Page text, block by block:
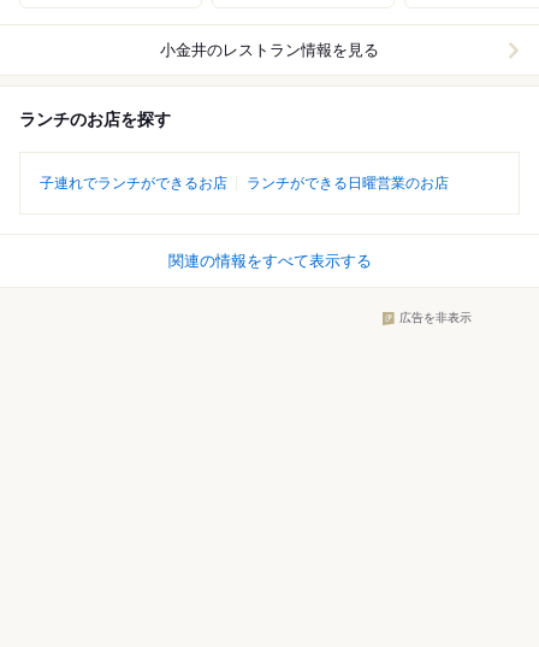
小金井のレストラン情報を見る
ランチのお店を探す
子連れでランチができるお店 ランチができる日曜営業のお店
関連の情報をすべて表示する
広告を非表示